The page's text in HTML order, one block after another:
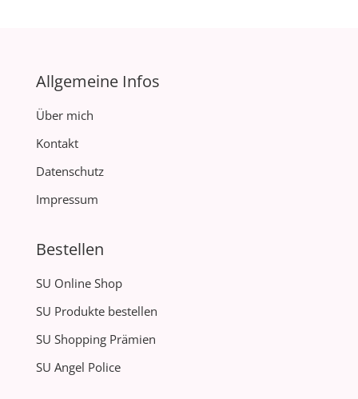
Allgemeine Infos
Über mich
Kontakt
Datenschutz
Impressum
Bestellen
SU Online Shop
SU Produkte bestellen
SU Shopping Prämien
SU Angel Police